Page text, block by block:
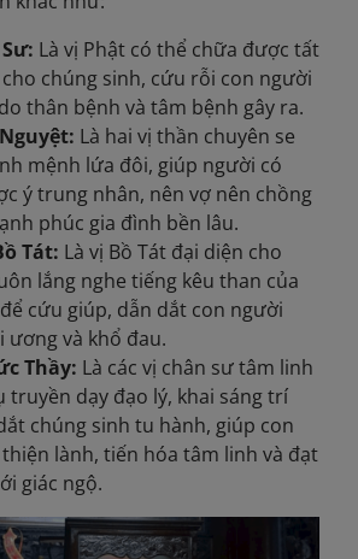
Là vị Phật có thể chữa được tất
chúng sinh, cứu rỗi con người
thân bệnh và tâm bệnh gây ra.
Là hai vị thần chuyên se
mệnh lứa đôi, giúp người có
ý trung nhân, nên vợ nên chồng
phúc gia đình bền lâu.
Tát: Là vị Bồ Tát đại diện cho
lắng nghe tiếng kêu than của
cứu giúp, dẫn dắt con người
ương và khổ đau.
Thầy: Là các vị chân sư tâm linh
truyền dạy đạo lý, khai sáng trí
chúng sinh tu hành, giúp con
lành, tiến hóa tâm linh và đạt
giác ngộ.